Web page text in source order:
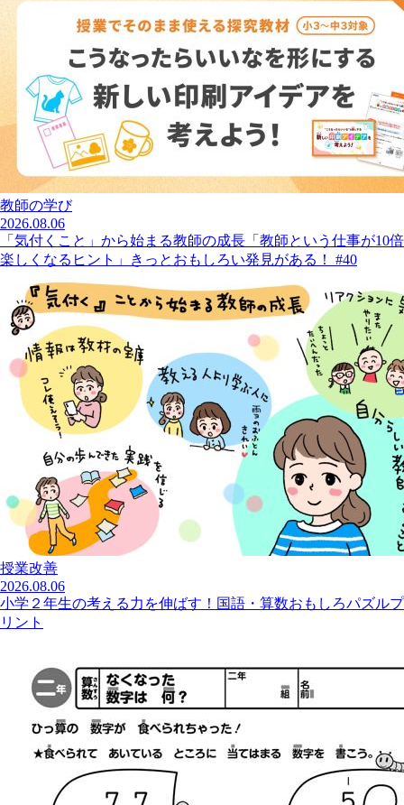
教師の学び
2026.08.06
「気付くこと」から始まる教師の成長「教師という仕事が10倍
楽しくなるヒント」きっとおもしろい発見がある！ #40
授業改善
2026.08.06
小学２年生の考える力を伸ばす！国語・算数おもしろパズルプ
リント